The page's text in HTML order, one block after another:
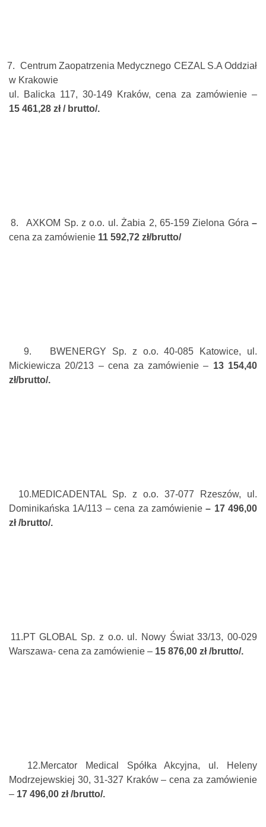
Centrum Zaopatrzenia Medycznego CEZAL S.A Oddział
w Krakowie
ul. Balicka 117, 30-149 Kraków, cena za zamówienie –
15 461,28 zł / brutto/.
AXKOM Sp. z o.o. ul. Żabia 2, 65-159 Zielona Góra –
cena za zamówienie 11 592,72 zł/brutto/
BWENERGY Sp. z o.o. 40-085 Katowice, ul.
Mickiewicza 20/213 – cena za zamówienie – 13 154,40
zł/brutto/.
MEDICADENTAL Sp. z o.o. 37-077 Rzeszów, ul.
Dominikańska 1A/113 – cena za zamówienie– 17 496,00
zł /brutto/.
PT GLOBAL Sp. z o.o. ul. Nowy Świat 33/13, 00-029
Warszawa- cena za zamówienie – 15 876,00 zł /brutto/.
Mercator Medical Spółka Akcyjna, ul. Heleny
Modrzejewskiej 30, 31-327 Kraków – cena za zamówienie
– 17 496,00 zł /brutto/.